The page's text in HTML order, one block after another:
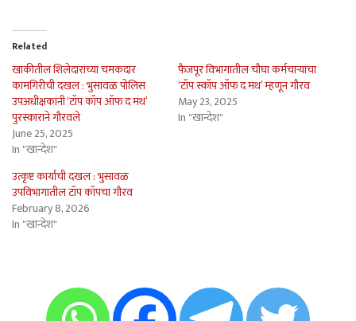
Related
खाकीतील शिलेदारांच्या चमकदार
कामगिरीची दखल : भुसावळ पोलिस
उपअधीक्षकांनी ‘टॉप कॉप ऑफ द मंथ’
पुरस्काराने गौरवले
June 25, 2025
In "खान्देश"
फैजपूर विभागातील चौघा कर्मचार्‍यांचा
‘टॉप स्कॉप ऑफ द मंथ’ म्हणून गौरव
May 23, 2025
In "खान्देश"
उत्कृष्ट कार्याची दखल : भुसावळ
उपविभागातील टॉप कॉपचा गौरव
February 8, 2026
In "खान्देश"